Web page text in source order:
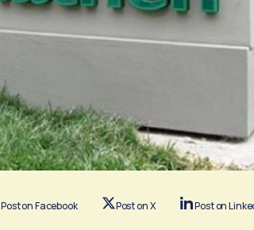
Post on Facebook Post on X Post on